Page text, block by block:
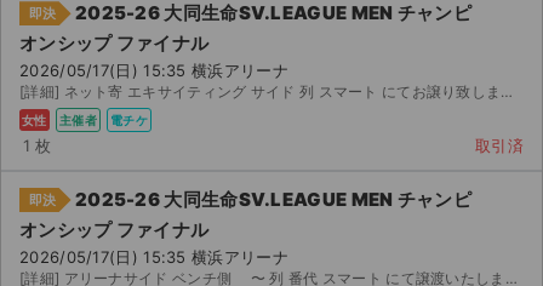
即決
2025-26 大同生命SV.LEAGUE MEN チャンピ
オンシップ ファイナル
2026/05/17(日) 15:35 横浜アリーナ
[詳細] ネット寄 エキサイティング サイド 列 スマート にてお譲り致しますので、ご登録のメールアドレ...
女性 主催者 電チケ
1 枚 取引済
即決
2025-26 大同生命SV.LEAGUE MEN チャンピ
オンシップ ファイナル
2026/05/17(日) 15:35 横浜アリーナ
[詳細] アリーナサイド ベンチ側 〜 列 番代 スマート にて譲渡いたします。 ...